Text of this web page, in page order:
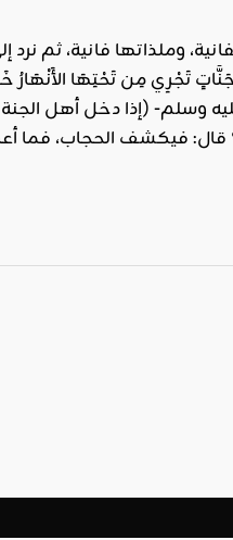
وملذاتها فانية، ثم
جَنَّاتٍ تَجْرِي مِن تَحْتِهَا
(إذا دخل أهل الجنة
قال: فيكشف الحجاب، فما